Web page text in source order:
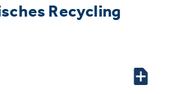
Recycling